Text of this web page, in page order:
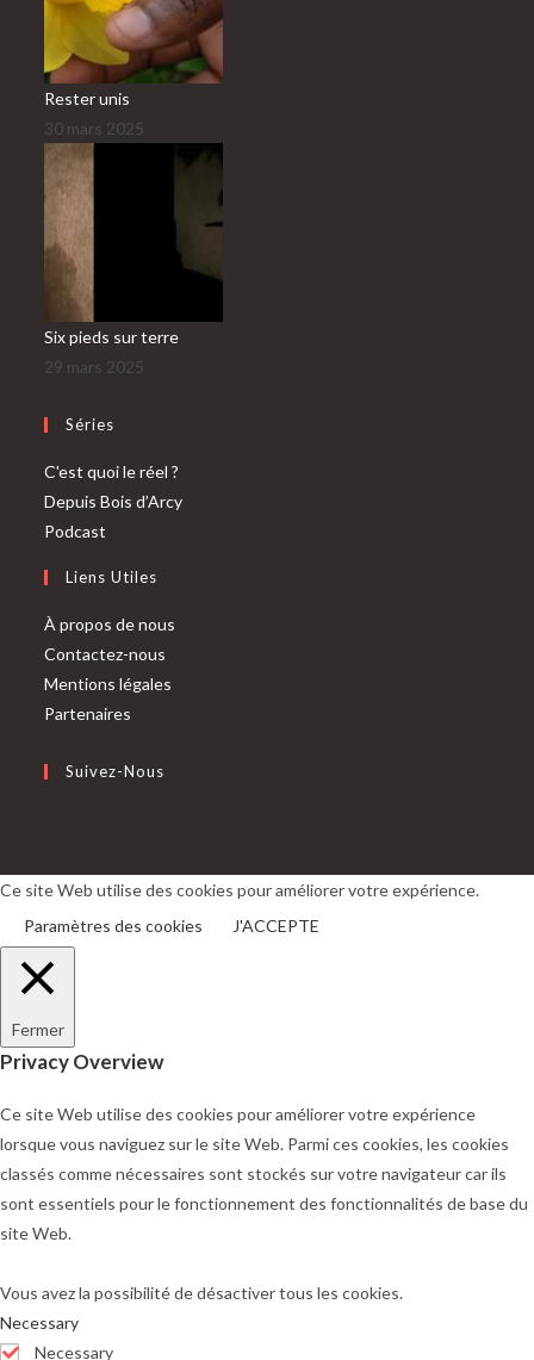
Rester unis
30 mars 2025
Six pieds sur terre
29 mars 2025
Séries
C'est quoi le réel ?
Depuis Bois d’Arcy
Podcast
Liens Utiles
À propos de nous
Contactez-nous
Mentions légales
Partenaires
Suivez-Nous
un
onglet
un
onglet
Ce site Web utilise des cookies pour améliorer votre expérience.
Paramètres des cookies
J'ACCEPTE
Fermer
Privacy Overview
Ce site Web utilise des cookies pour améliorer votre expérience
lorsque vous naviguez sur le site Web. Parmi ces cookies, les cookies
classés comme nécessaires sont stockés sur votre navigateur car ils
sont essentiels pour le fonctionnement des fonctionnalités de base du
site Web.
Vous avez la possibilité de désactiver tous les cookies.
Necessary
Necessary